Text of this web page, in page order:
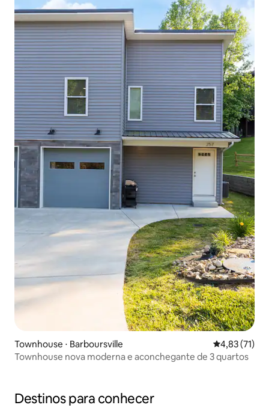
Townhouse ⋅ Barboursville 4,83 de uma
4,83 (71)
Townhouse nova moderna e aconchegante de 3 quartos
Destinos para conhecer